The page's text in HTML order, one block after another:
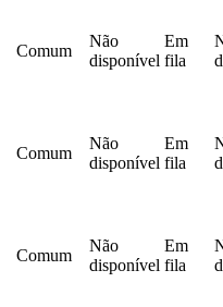
Comum
Não
disponível
Em
fila
Comum
Não
disponível
Em
fila
Comum
Não
disponível
Em
fila